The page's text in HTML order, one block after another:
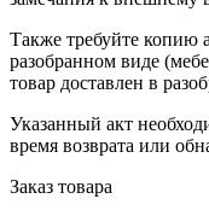
Также требуйте копию
разобранном виде
товар доставлен в
Указанный акт
время возврата или
Заказ товара